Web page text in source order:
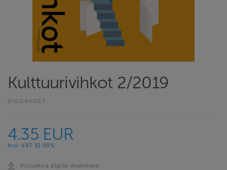
Kulttuurivihkot 2/2019
DIGILEHDET
4.35 EUR
Incl. VAT 10.00%
Includes a digital download